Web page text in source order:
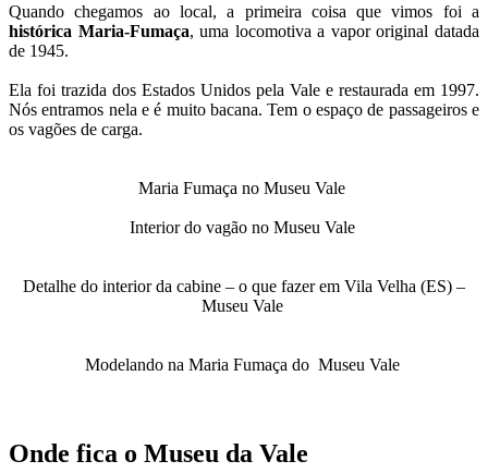
Quando chegamos ao local, a primeira coisa que vimos foi a
histórica Maria-Fumaça, uma locomotiva a vapor original datada
de 1945.
Ela foi trazida dos Estados Unidos pela Vale e restaurada em 1997.
Nós entramos nela e é muito bacana. Tem o espaço de passageiros e
os vagões de carga.
Maria Fumaça no Museu Vale
Interior do vagão no Museu Vale
Detalhe do interior da cabine – o que fazer em Vila Velha (ES) –
Museu Vale
Modelando na Maria Fumaça do Museu Vale
Onde fica o Museu da Vale